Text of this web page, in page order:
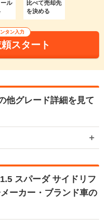
ル
比べて売却先
を決める
タン入力
スタート
他グレード詳細を見て
スパーダ サイドリフ
ーカー・ブランド車の